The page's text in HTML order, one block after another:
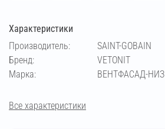
Характеристики
Производитель:
SAINT-GOBAIN
Бренд:
VETONIT
Марка:
ВЕНТФАСАД-НИЗ
Все характеристики